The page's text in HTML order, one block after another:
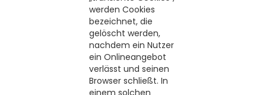
werden Cookies
bezeichnet, die
gelöscht werden,
nachdem ein Nutzer
ein Onlineangebot
verlässt und seinen
Browser schließt. In
einem solchen